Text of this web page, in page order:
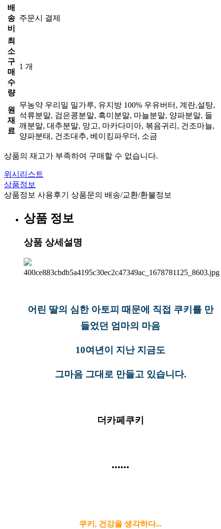
배
송
비
주문시 결제
최
소
구
매
수
량
1 개
원
재
료
무농약 우리밀 밀가루, 유지방 100% 우유버터, 계란,설탕,
석류분말, 검은콩분말, 흑미분말, 마늘분말, 양파분말, 들
깨분말, 대추분말, 망고, 마카다미아, 볶음귀리, 건조마늘,
양파분태, 건조대추, 베이킹파우더, 소금
상품의 재고가 부족하여 구매할 수 없습니다.
위시리스트
상품정보
상품정보 사용후기 상품문의 배송/교환/환불정보
상품 정보
상품 상세설명
어린 딸의 심한 아토피 때문에 직접 쿠키를 만
들었던 엄마의 마음
10여년이 지난 지금도
그마음 그대로 만들고 있습니다.
더카페쿠키
......
쿠키, 건강을 생각하다...